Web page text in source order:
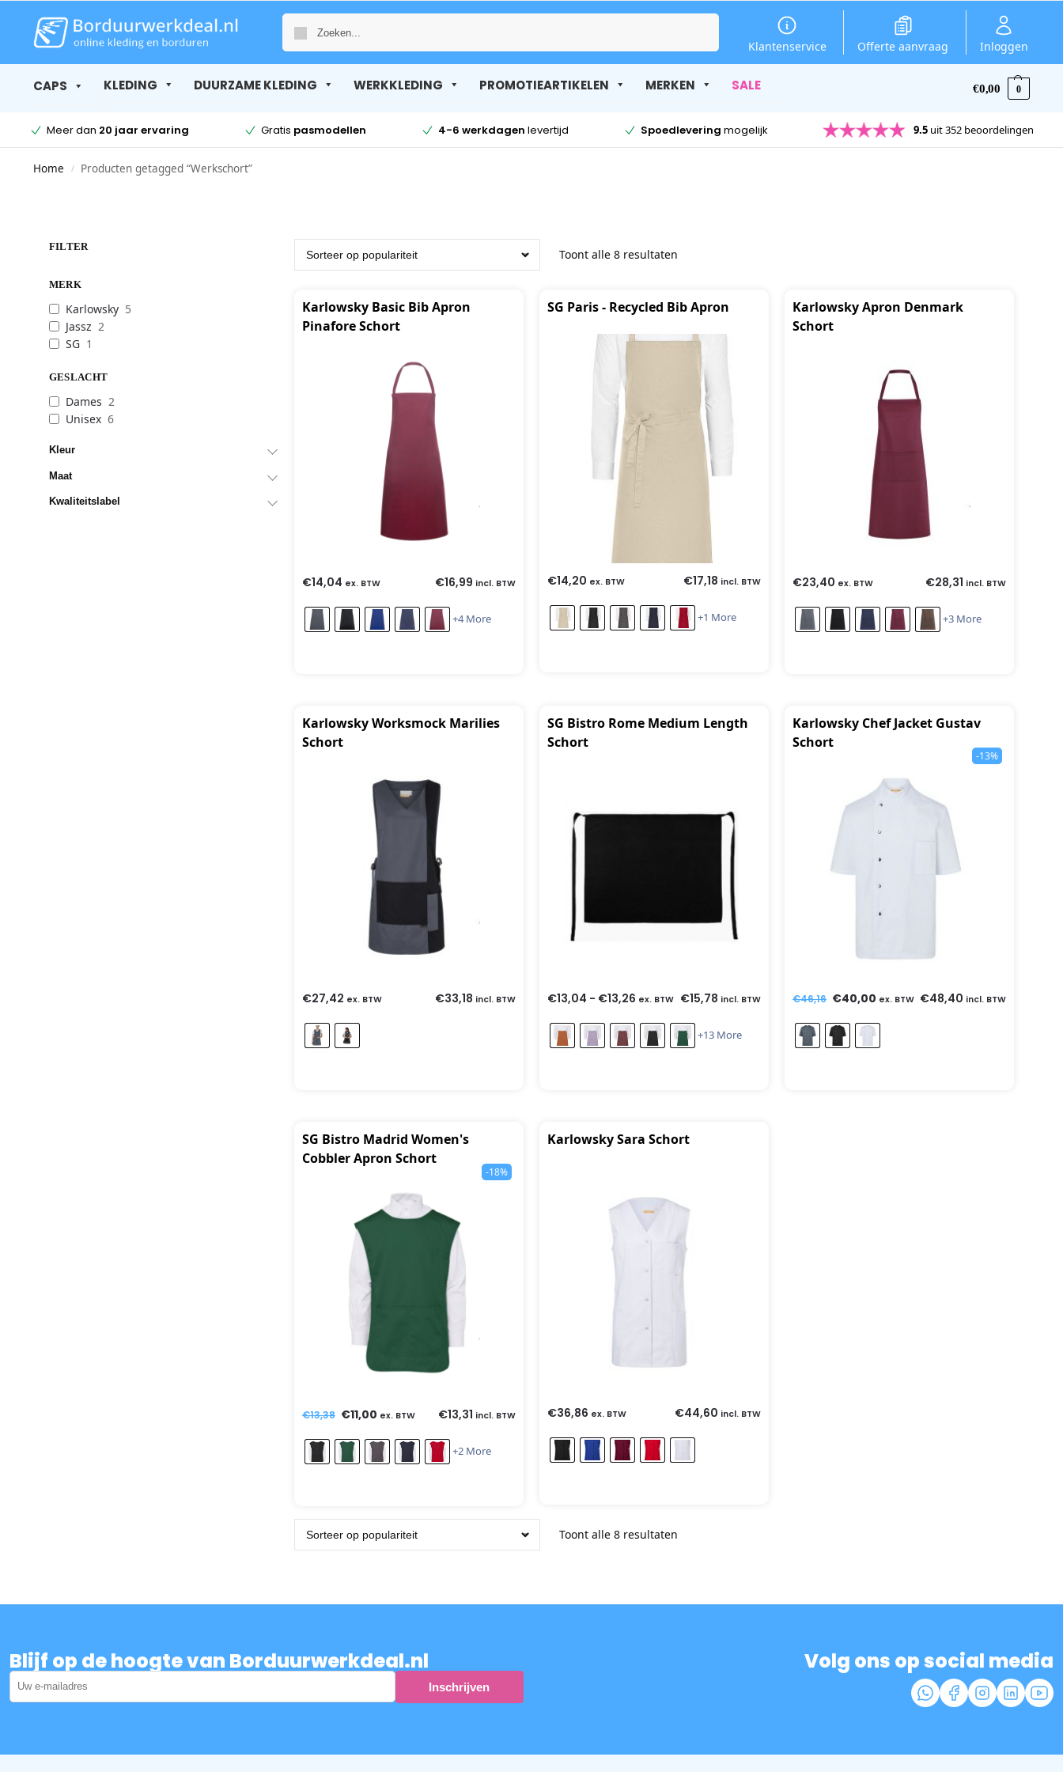
Klantenservice Offerte aanvraag Inloggen
CAPS KLEDING DUURZAME KLEDING WERKKLEDING PROMOTIEARTIKELEN MERKEN SALE €0,00 0
Meer dan 20 jaar ervaring Gratis pasmodellen 4-6 werkdagen levertijd Spoedlevering mogelijk 9.5 uit 352 beoordelingen
Home / Producten getagged “Werkschort”
FILTER
MERK
Karlowsky 5
Jassz 2
SG 1
GESLACHT
Dames 2
Unisex 6
Kleur
Maat
Kwaliteitslabel
Toont alle 8 resultaten
Karlowsky Basic Bib Apron
Pinafore Schort
€14,04 ex. BTW €16,99 incl. BTW
+4 More
SG Paris - Recycled Bib Apron
€14,20 ex. BTW €17,18 incl. BTW
+1 More
Karlowsky Apron Denmark
Schort
€23,40 ex. BTW €28,31 incl. BTW
+3 More
Karlowsky Worksmock Marilies
Schort
€27,42 ex. BTW €33,18 incl. BTW
SG Bistro Rome Medium Length
Schort
€13,04 - €13,26 ex. BTW €15,78 incl. BTW
+13 More
Karlowsky Chef Jacket Gustav
Schort
-13%
€46,16 €40,00 ex. BTW €48,40 incl. BTW
SG Bistro Madrid Women's
Cobbler Apron Schort
-18%
€13,38 €11,00 ex. BTW €13,31 incl. BTW
+2 More
Karlowsky Sara Schort
€36,86 ex. BTW €44,60 incl. BTW
Toont alle 8 resultaten
Blijf op de hoogte van Borduurwerkdeal.nl Volg ons op social media